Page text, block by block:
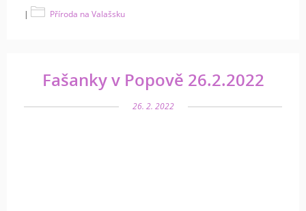
| Příroda na Valašsku
Fašanky v Popově 26.2.2022
26. 2. 2022